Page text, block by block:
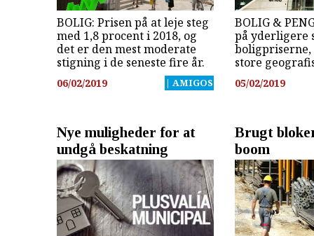
BOLIG: Prisen på at leje steg
med 1,8 procent i 2018, og
det er den mest moderate
stigning i de seneste fire år.
06/02/2019 | AMIGOS
BOLIG &
på yderligere
store
05/02/2019
Nye muligheder for at
undgå beskatning
Brugt
boom